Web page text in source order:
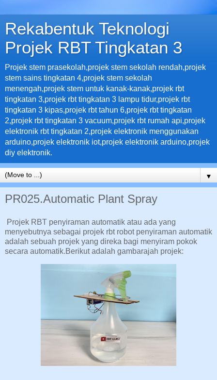
Rekabentuk Teknologi
Projek RBT Tingkatan 3
Projek stem prasekolah,projek stem sekolah rendah,projek
stem sains tingkatan 4,projek stem sekolah
menengah,projek stem untuk kanak-kanak,projek rbt
tingkatan 3,projek rbt tingkatan 3 lampu tidur,projek rbt
tingkatan 3 kipas,projek rbt tahun 6,projek rbt tingkatan
2,projek rbt tingkatan 3 vacuum,projek rbt rumah api,projek
elektronik rbt tingkatan 2,projek elektronik menggunakan
arduino,projek elektronik iot,projek elektronik arduino,projek
diy elektronik.
▼
PR025.Automatic Plant Spray
Projek RBT penyiraman automatik atau ada yang
menyebutnya sebagai projek rbt robot penyiraman automatik
adalah sebuah projek yang direka bagi menyiram pokok
secara automatik.Berikut adalah gambarajah projek: